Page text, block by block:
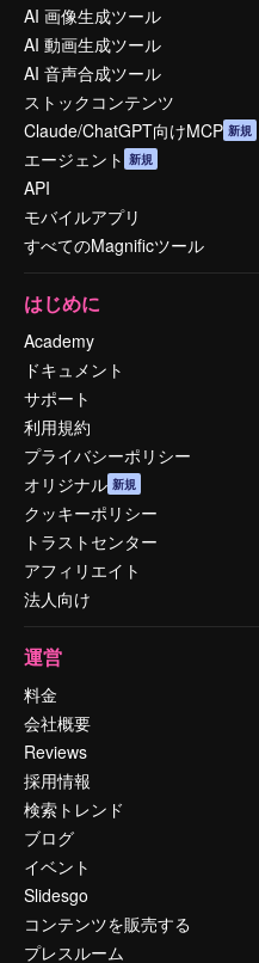
AI 画像生成ツール
AI 動画生成ツール
AI 音声合成ツール
ストックコンテンツ
Claude/ChatGPT向けMCP 新規
エージェント 新規
API
モバイルアプリ
すべてのMagnificツール
はじめに
Academy
ドキュメント
サポート
利用規約
プライバシーポリシー
オリジナル 新規
クッキーポリシー
トラストセンター
アフィリエイト
法人向け
運営
料金
会社概要
Reviews
採用情報
検索トレンド
ブログ
イベント
Slidesgo
コンテンツを販売する
プレスルーム